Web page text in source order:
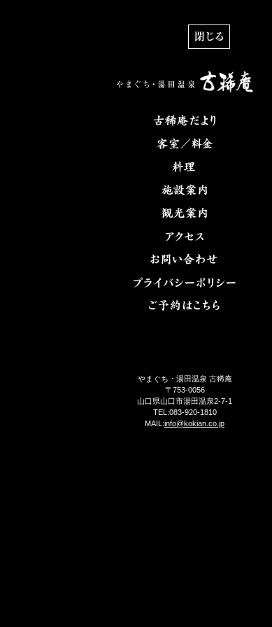
やまぐち・湯田温泉 古稀庵
〒753-0056
山口県山口市湯田温泉2-7-1
TEL:083-920-1810
MAIL:info@kokian.co.jp